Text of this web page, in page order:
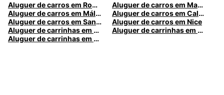
Aluguer de carros em Roma
Aluguer de carros em Madrid
Aluguer de carros em Málaga
Aluguer de carros em Caldas da Rainha
Aluguer de carros em Santa Maria da Feira
Aluguer de carros em Nice
Aluguer de carrinhas em Nice
Aluguer de carrinhas em Santa Maria da Feira
Aluguer de carrinhas em Caldas da Rainha